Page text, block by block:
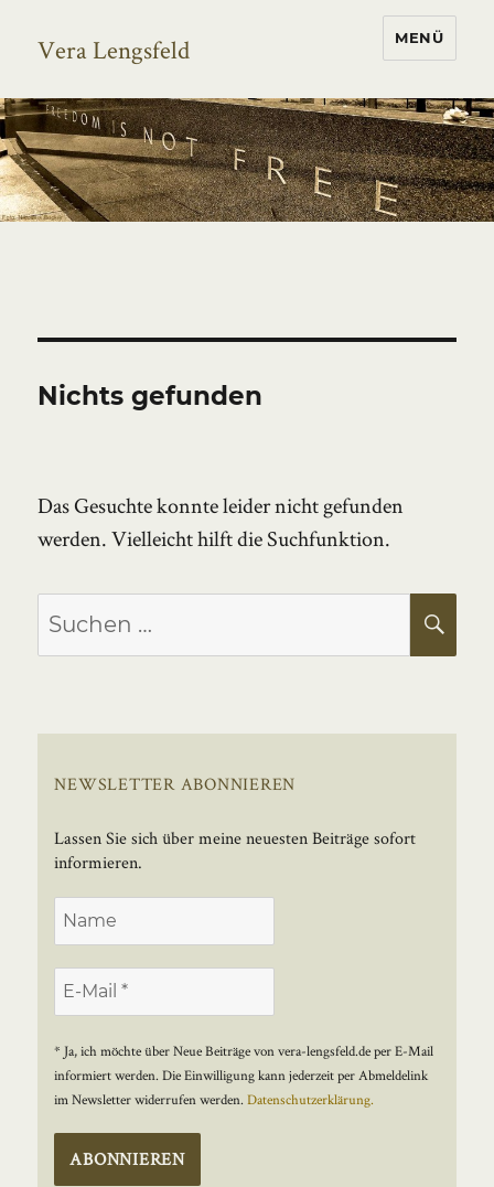
Vera Lengsfeld MENÜ
Nichts gefunden
Das Gesuchte konnte leider nicht gefunden
werden. Vielleicht hilft die Suchfunktion.
Suchen
nach:
NEWSLETTER ABONNIEREN
Lassen Sie sich über meine neuesten Beiträge sofort
informieren.
* Ja, ich möchte über Neue Beiträge von vera-lengsfeld.de per E-Mail
informiert werden. Die Einwilligung kann jederzeit per Abmeldelink
im Newsletter widerrufen werden.Datenschutzerklärung.